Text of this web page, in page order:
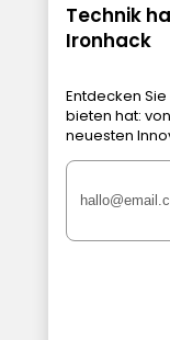
Technik
Ironhack
Entdecken
bieten hat:
neuesten